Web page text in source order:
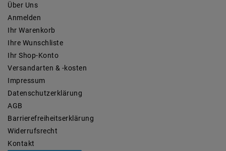
Über Uns
Anmelden
Ihr Warenkorb
Ihre Wunschliste
Ihr Shop-Konto
Versandarten & -kosten
Impressum
Daten­schutz­erklärung
AGB
Barrierefreiheitserklärung
Widerrufs­recht
Kontakt